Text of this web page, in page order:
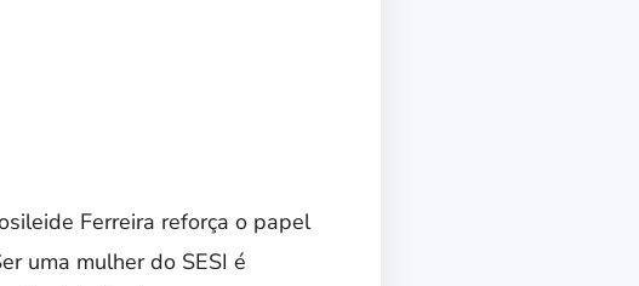
Ferreira reforça o papel
uma mulher do SESI é